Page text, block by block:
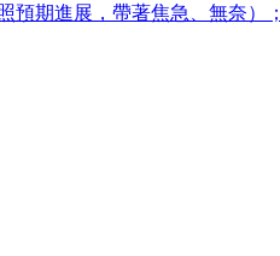
預期進展，帶著焦急、無奈